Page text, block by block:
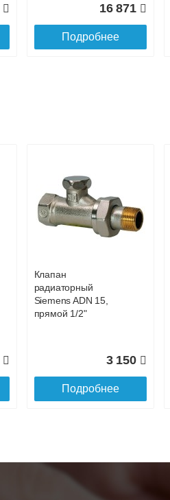
4000 венге
99 152
16 871
Подробнее
Конвектор
ITT.080.200.1200 с
решеткой
GRILL.SGA-20-
Подробнее
Конвектор
ITT.080.200.1200 с
Клапан
радиаторный
Siemens ADN 15,
прямой 1/2"
3 150
Подробнее